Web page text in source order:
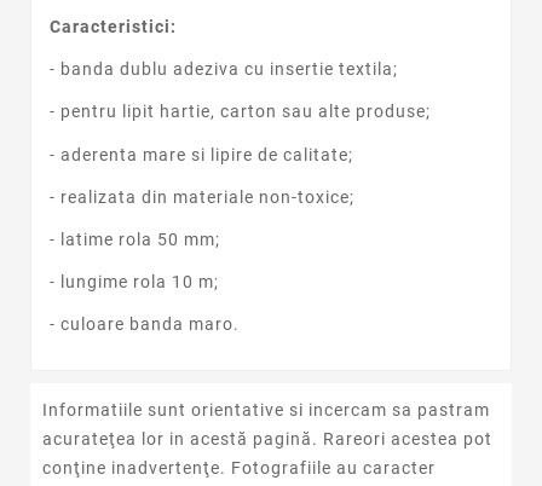
Caracteristici:
- banda dublu adeziva cu insertie textila;
- pentru lipit hartie, carton sau alte produse;
- aderenta mare si lipire de calitate;
- realizata din materiale non-toxice;
- latime rola 50 mm;
- lungime rola 10 m;
- culoare banda maro.
Informatiile sunt orientative si incercam sa pastram
acurateţea lor in acestă pagină. Rareori acestea pot
conţine inadvertenţe. Fotografiile au caracter